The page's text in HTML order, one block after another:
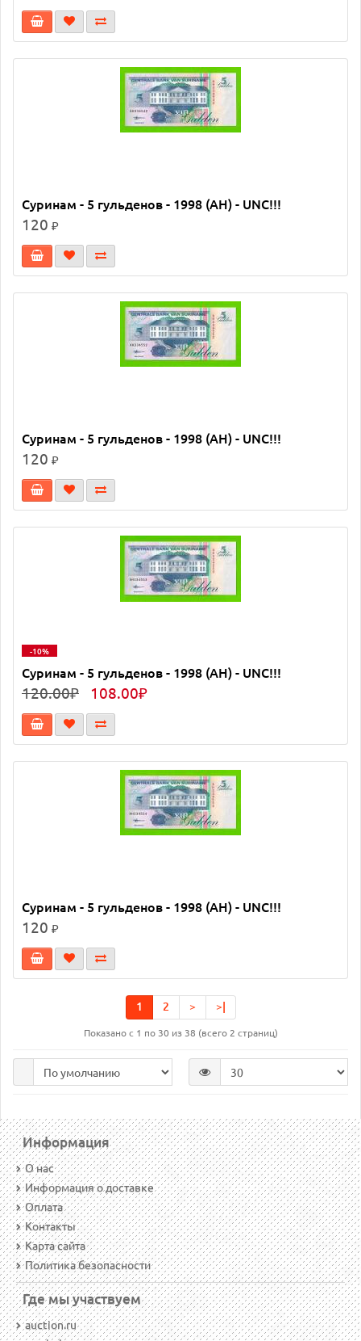
Суринам - 5 гульденов - 1998 (AH) - UNC!!!
120 ₽
Суринам - 5 гульденов - 1998 (AH) - UNC!!!
120 ₽
-10%
Суринам - 5 гульденов - 1998 (AH) - UNC!!!
120.00₽ 108.00₽
Суринам - 5 гульденов - 1998 (AH) - UNC!!!
120 ₽
1 2 > >|
Показано с 1 по 30 из 38 (всего 2 страниц)
Информация
О нас
Информация о доставке
Оплата
Контакты
Карта сайта
Политика безопасности
Где мы участвуем
auction.ru